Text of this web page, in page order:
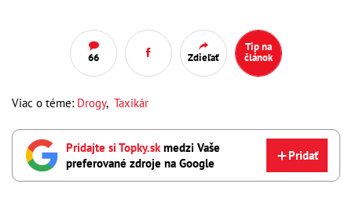
66 Zdieľať
Tip na
článok
Viac o téme: Drogy, Taxikár
Pridajte si Topky.sk medzi Vaše
preferované zdroje na Google
Pridať